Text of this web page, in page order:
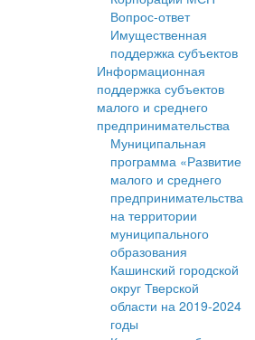
Вопрос-ответ
Имущественная
поддержка субъектов
Информационная
поддержка субъектов
малого и среднего
предпринимательства
Муниципальная
программа «Развитие
малого и среднего
предпринимательства
на территории
муниципального
образования
Кашинский городской
округ Тверской
области на 2019-2024
годы